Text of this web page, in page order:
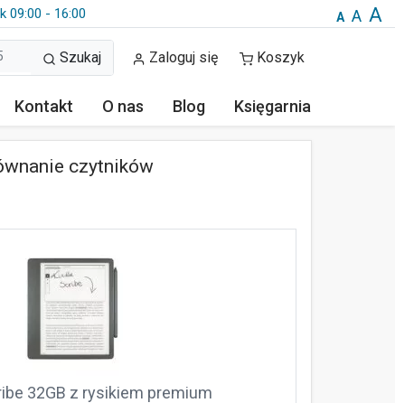
09:00 - 16:00 A A A
Szukaj Zaloguj się Koszyk
Kontakt O nas Blog Księgarnia
czytników
32GB z rysikiem premium